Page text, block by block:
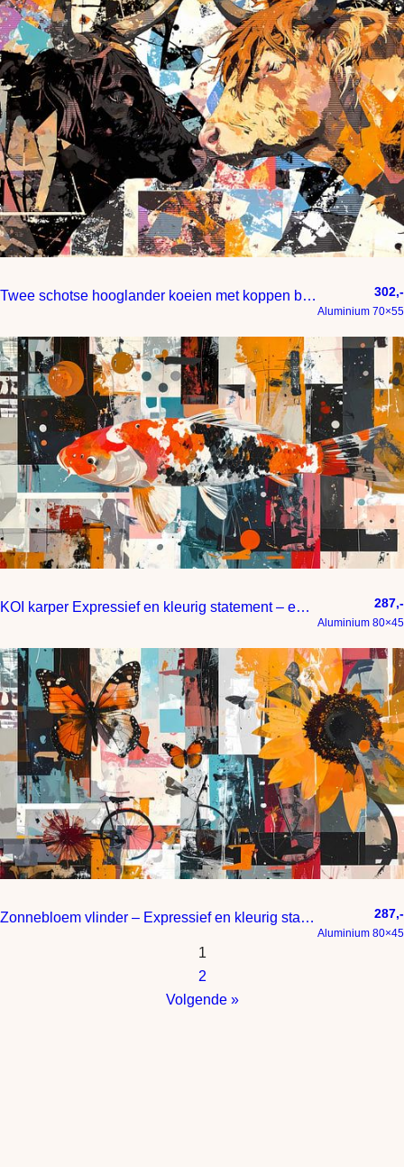
Twee schotse hooglander koeien met koppen bij elkaar 302,-
Aluminium 70×55
KOI karper Expressief en kleurig statement – een schilderij met 287,-
Aluminium 80×45
Zonnebloem vlinder – Expressief en kleurig statement – een schil 287,-
Aluminium 80×45
1
2
Volgende »